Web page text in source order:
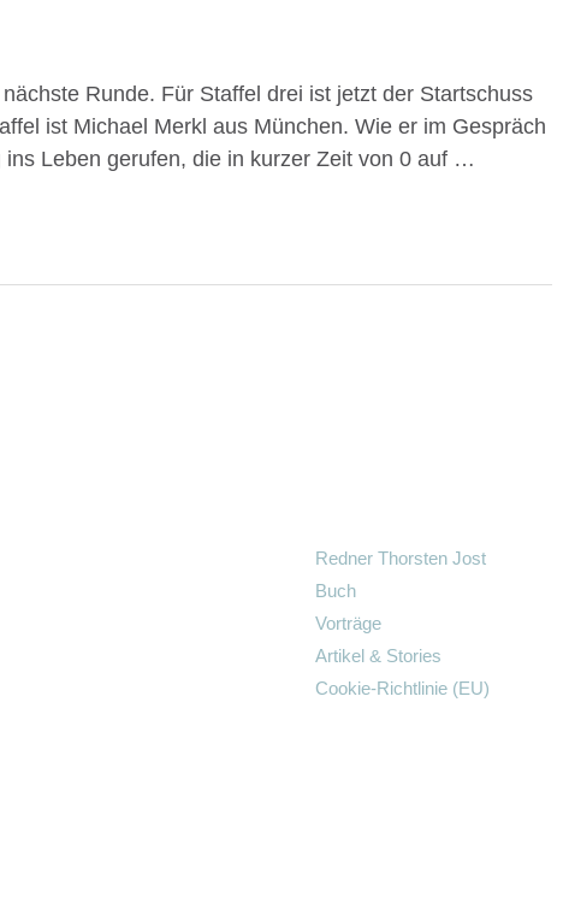
Runde. Für Staffel drei ist jetzt der Startschuss
ist Michael Merkl aus München. Wie er im Gespräch
Leben gerufen, die in kurzer Zeit von 0 auf …
Redner Thorsten Jost
Buch
Vorträge
Artikel & Stories
Cookie-Richtlinie (EU)